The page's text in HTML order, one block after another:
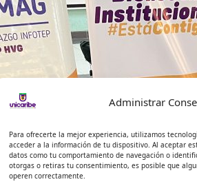
Administrar
Para ofrecerte la mejor experiencia, utilizamos
acceder a la información de tu dispositivo. Al aceptar
datos como tu comportamiento de navegación o
otorgas o retiras tu consentimiento, es posible que
operen correctamente.